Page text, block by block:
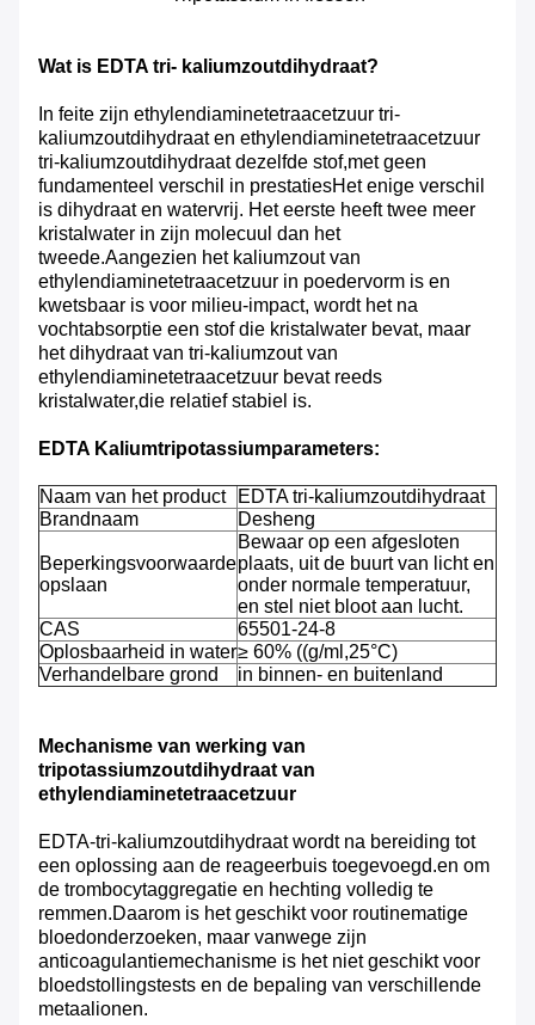
Wat is EDTA tri- kaliumzoutdihydraat?
In feite zijn ethylendiaminetetraacetzuur tri-
kaliumzoutdihydraat en ethylendiaminetetraacetzuur
tri-kaliumzoutdihydraat dezelfde stof,met geen
fundamenteel verschil in prestatiesHet enige verschil
is dihydraat en watervrij. Het eerste heeft twee meer
kristalwater in zijn molecuul dan het
tweede.Aangezien het kaliumzout van
ethylendiaminetetraacetzuur in poedervorm is en
kwetsbaar is voor milieu-impact, wordt het na
vochtabsorptie een stof die kristalwater bevat, maar
het dihydraat van tri-kaliumzout van
ethylendiaminetetraacetzuur bevat reeds
kristalwater,die relatief stabiel is.
EDTA Kaliumtripotassiumparameters:
Naam van het product
EDTA tri-kaliumzoutdihydraat
Brandnaam
Desheng
Beperkingsvoorwaarde
opslaan
Bewaar op een afgesloten
plaats, uit de buurt van licht en
onder normale temperatuur,
en stel niet bloot aan lucht.
CAS
65501-24-8
Oplosbaarheid in water≥ 60% ((g/ml,25°C)
Verhandelbare grond
in binnen- en buitenland
Mechanisme van werking van
tripotassiumzoutdihydraat van
ethylendiaminetetraacetzuur
EDTA-tri-kaliumzoutdihydraat wordt na bereiding tot
een oplossing aan de reageerbuis toegevoegd.en om
de trombocytaggregatie en hechting volledig te
remmen.Daarom is het geschikt voor routinematige
bloedonderzoeken, maar vanwege zijn
anticoagulantiemechanisme is het niet geschikt voor
bloedstollingstests en de bepaling van verschillende
metaalionen.